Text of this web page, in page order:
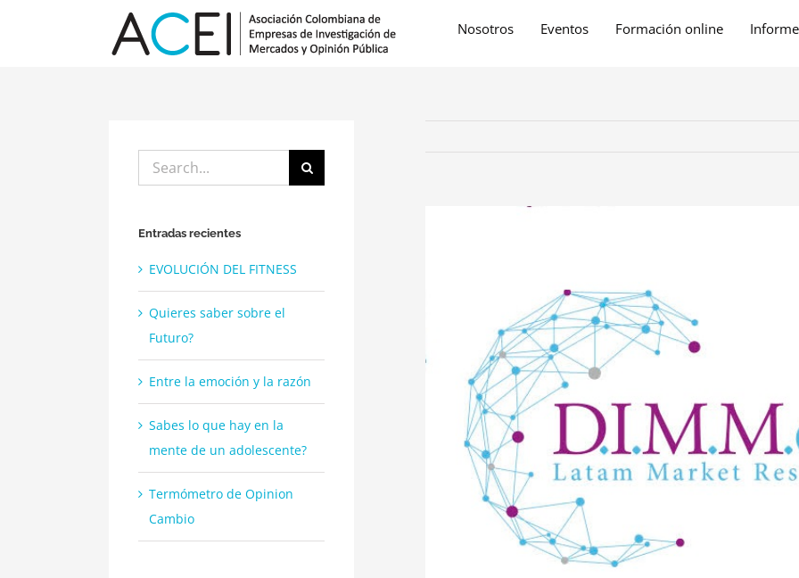
Nosotros Eventos Formación online
Search
for:
Entradas recientes
EVOLUCIÓN DEL FITNESS
Quieres saber sobre el
Futuro?
Entre la emoción y la razón
Sabes lo que hay en la
mente de un adolescente?
Termómetro de Opinion
Cambio